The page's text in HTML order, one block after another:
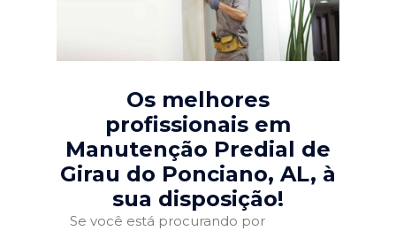
Os melhores
profissionais em
Manutenção Predial de
Girau do Ponciano, AL, à
sua disposição!
Se você está procurando por